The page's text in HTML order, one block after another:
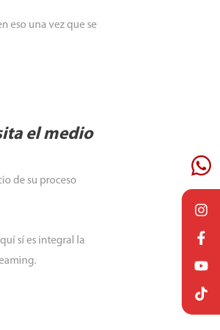
eso una vez que se
el medio
de su proceso
sí es integral la